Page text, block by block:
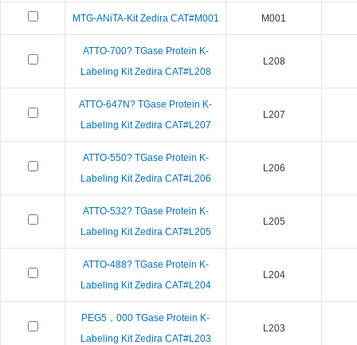
MTG-ANiTA-Kit Zedira CAT#M001 M001
ATTO-700? TGase Protein K-
Labeling Kit Zedira CAT#L208
L208
ATTO-647N? TGase Protein K-
Labeling Kit Zedira CAT#L207
L207
ATTO-550? TGase Protein K-
Labeling Kit Zedira CAT#L206
L206
ATTO-532? TGase Protein K-
Labeling Kit Zedira CAT#L205
L205
ATTO-488? TGase Protein K-
Labeling Kit Zedira CAT#L204
L204
PEG5，000 TGase Protein K-
Labeling Kit Zedira CAT#L203
L203